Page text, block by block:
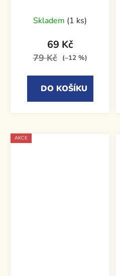
Skladem (1 ks)
69 Kč
79 Kč (–12 %)
DO KOŠÍKU
AKCE